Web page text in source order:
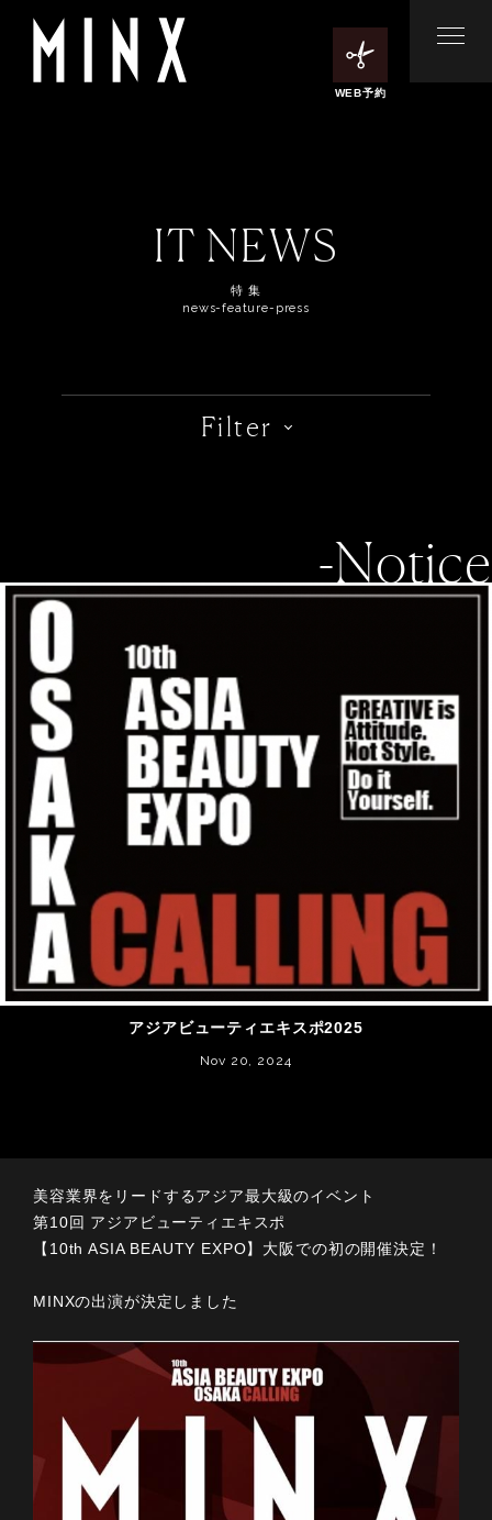
WEB予約
IT NEWS
特 集
news-feature-press
Filter
-Notice
アジアビューティエキスポ2025
Nov 20, 2024
美容業界をリードするアジア最大級のイベント
第10回 アジアビューティエキスポ
【10th ASIA BEAUTY EXPO】大阪での初の開催決定！
MINXの出演が決定しました